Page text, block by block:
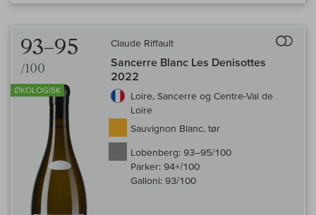
93–95
/100
ØKOLOGISK
Claude Riffault
Sancerre Blanc Les Denisottes
2022
Loire, Sancerre og Centre-Val de
Loire
Sauvignon Blanc, tør
Lobenberg: 93–95/100
Parker: 94+/100
Galloni: 93/100